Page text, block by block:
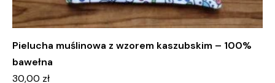
Pielucha muślinowa z wzorem kaszubskim – 100%
bawełna
30,00 zł